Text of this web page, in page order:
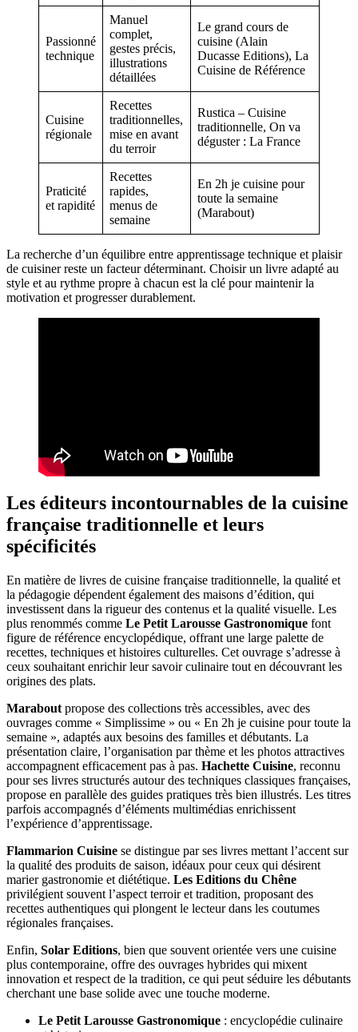
Passionné
technique
Manuel
complet,
gestes précis,
illustrations
détaillées
Le grand cours de
cuisine (Alain
Ducasse Editions), La
Cuisine de Référence
Cuisine
régionale
Recettes
traditionnelles,
mise en avant
du terroir
Rustica – Cuisine
traditionnelle, On va
déguster : La France
Praticité
et rapidité
Recettes
rapides,
menus de
semaine
En 2h je cuisine pour
toute la semaine
(Marabout)
La recherche d’un équilibre entre apprentissage technique et plaisir
de cuisiner reste un facteur déterminant. Choisir un livre adapté au
style et au rythme propre à chacun est la clé pour maintenir la
motivation et progresser durablement.
Les éditeurs incontournables de la cuisine
française traditionnelle et leurs
spécificités
En matière de livres de cuisine française traditionnelle, la qualité et
la pédagogie dépendent également des maisons d’édition, qui
investissent dans la rigueur des contenus et la qualité visuelle. Les
plus renommés comme Le Petit Larousse Gastronomique font
figure de référence encyclopédique, offrant une large palette de
recettes, techniques et histoires culturelles. Cet ouvrage s’adresse à
ceux souhaitant enrichir leur savoir culinaire tout en découvrant les
origines des plats.
Marabout propose des collections très accessibles, avec des
ouvrages comme « Simplissime » ou « En 2h je cuisine pour toute la
semaine », adaptés aux besoins des familles et débutants. La
présentation claire, l’organisation par thème et les photos attractives
accompagnent efficacement pas à pas. Hachette Cuisine, reconnu
pour ses livres structurés autour des techniques classiques françaises,
propose en parallèle des guides pratiques très bien illustrés. Les titres
parfois accompagnés d’éléments multimédias enrichissent
l’expérience d’apprentissage.
Flammarion Cuisine se distingue par ses livres mettant l’accent sur
la qualité des produits de saison, idéaux pour ceux qui désirent
marier gastronomie et diététique. Les Editions du Chêne
privilégient souvent l’aspect terroir et tradition, proposant des
recettes authentiques qui plongent le lecteur dans les coutumes
régionales françaises.
Enfin, Solar Editions, bien que souvent orientée vers une cuisine
plus contemporaine, offre des ouvrages hybrides qui mixent
innovation et respect de la tradition, ce qui peut séduire les débutants
cherchant une base solide avec une touche moderne.
Le Petit Larousse Gastronomique : encyclopédie culinaire